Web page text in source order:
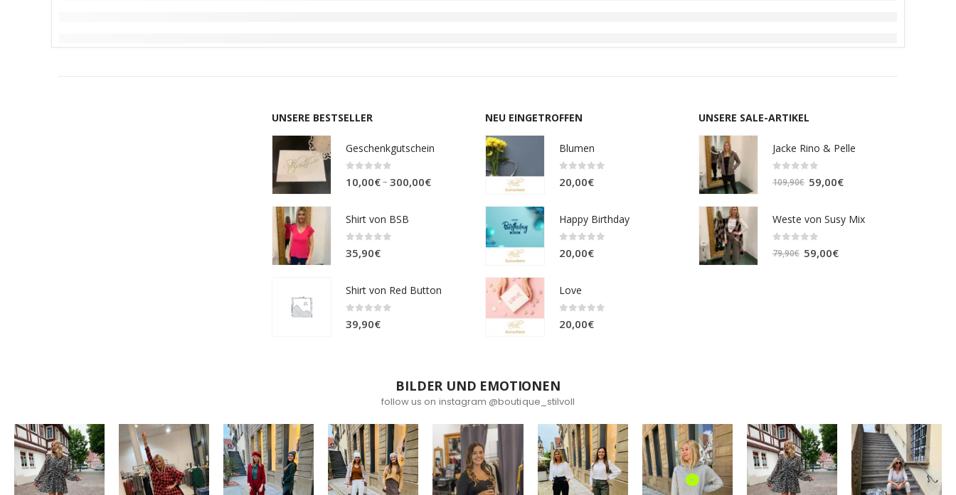
UNSERE BESTSELLER
Geschenkgutschein
10,00€– 300,00€Preisspanne:
Shirt von BSB
35,90€
Shirt von Red Button
39,90€
NEU EINGETROFFEN
Blumen
20,00€
Happy Birthday
20,00€
Love
20,00€
UNSERE SALE-ARTIKEL
Jacke Rino & Pelle
109,90€ Ursprünglicher
109,90€
59,00€Aktueller
59,00€.
Weste von Susy Mix
79,90€ Ursprünglicher
59,00€Aktueller
BILDER UND EMOTIONEN
follow us on instagram @boutique_stilvoll